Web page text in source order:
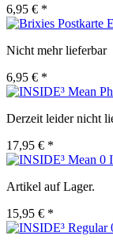
6,95 € *
Nicht mehr lieferbar
6,95 € *
Derzeit leider nicht
17,95 € *
Artikel auf Lager.
15,95 € *